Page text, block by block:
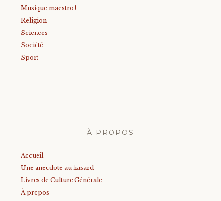
Musique maestro !
Religion
Sciences
Société
Sport
À PROPOS
Accueil
Une anecdote au hasard
Livres de Culture Générale
À propos